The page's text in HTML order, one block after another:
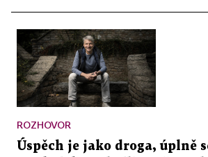
ROZHOVOR
Úspěch je jako droga, úplně